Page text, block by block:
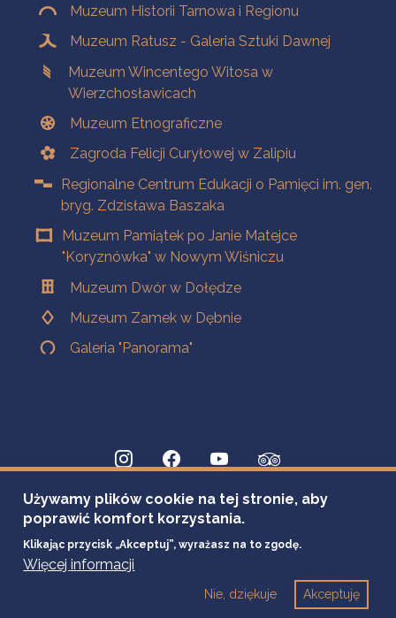
Muzeum Historii Tarnowa i Regionu
Muzeum Ratusz - Galeria Sztuki Dawnej
Muzeum Wincentego Witosa w
Wierzchosławicach
Muzeum Etnograficzne
Zagroda Felicji Curyłowej w Zalipiu
Regionalne Centrum Edukacji o Pamięci im. gen.
bryg. Zdzisława Baszaka
Muzeum Pamiątek po Janie Matejce
"Koryznówka" w Nowym Wiśniczu
Muzeum Dwór w Dołędze
Muzeum Zamek w Dębnie
Galeria "Panorama"
Używamy plików cookie na tej stronie, aby
poprawić komfort korzystania.
Klikając przycisk „Akceptuj”, wyrażasz na to zgodę.
Więcej informacji
Akceptuję
Nie, dziękuje